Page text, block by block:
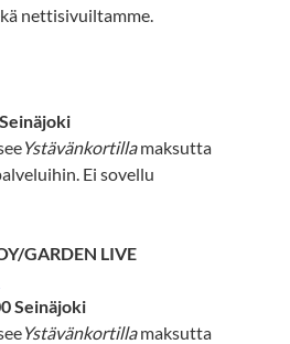
nettisivuiltamme.
Ystävänkortillamaksutta
Ei sovellu
GARDEN LIVE
Seinäjoki
Ystävänkortillamaksutta